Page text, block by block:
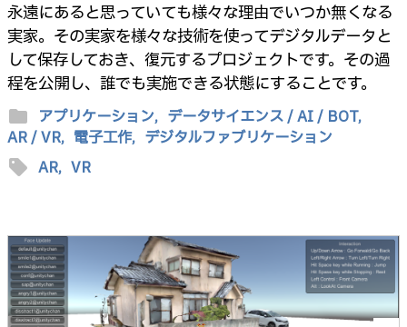
永遠にあると思っていても様々な理由でいつか無くなる
実家。その実家を様々な技術を使ってデジタルデータと
して保存しておき、復元するプロジェクトです。その過
程を公開し、誰でも実施できる状態にすることです。
folder アプリケーション, データサイエンス / AI / BOT,
AR / VR, 電子工作, デジタルファブリケーション
sell AR, VR